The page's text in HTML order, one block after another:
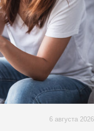
6 августа 2026